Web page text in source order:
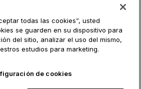
todas las cookies”, usted
se guarden en su dispositivo para
del sitio, analizar el uso del mismo,
estudios para marketing.
de cookies